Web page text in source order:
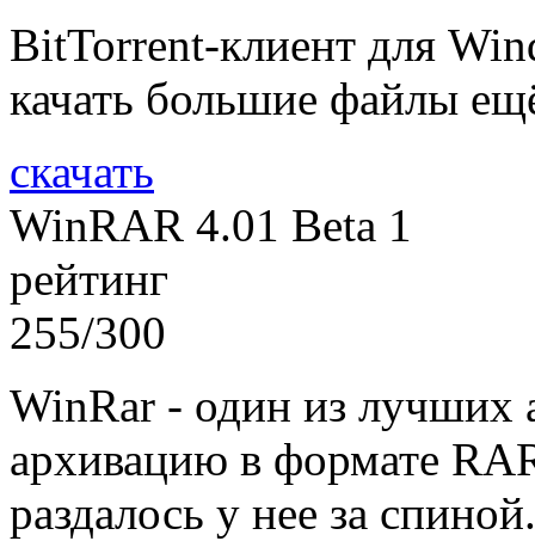
BitTorrent-клиент для
качать большие файлы
скачать
WinRAR 4.01 Beta 1
рейтинг
255/300
WinRar - один из лучших
архивацию в формате
раздалось у нее за спиной.